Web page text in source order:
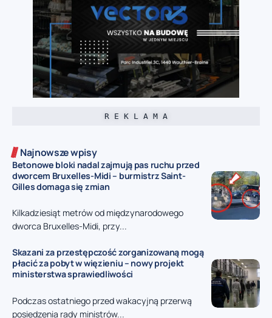
R E K L A M A
Najnowsze wpisy
Betonowe bloki nadal zajmują pas ruchu przed
dworcem Bruxelles-Midi – burmistrz Saint-
Gilles domaga się zmian
Kilkadziesiąt metrów od międzynarodowego
dworca Bruxelles-Midi, przy...
Skazani za przestępczość zorganizowaną mogą
płacić za pobyt w więzieniu – nowy projekt
ministerstwa sprawiedliwości
Podczas ostatniego przed wakacyjną przerwą
posiedzenia rady ministrów...